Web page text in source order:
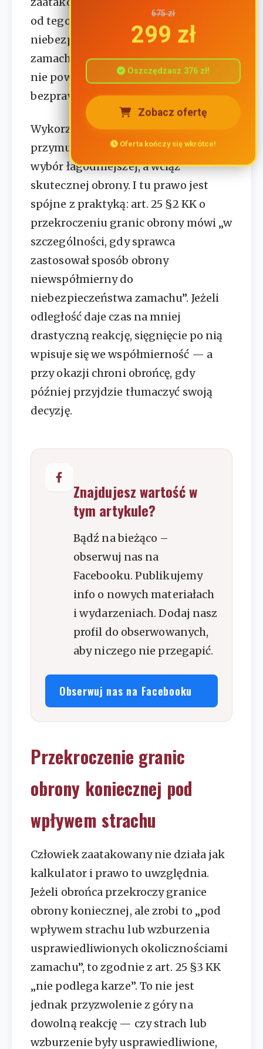
od tego, czy mógł uniknąć
niebezpieczeństwa związanego z
zamachem przez ucieczkę”, bo prawo
nie powinno ustępować przed
bezprawiem.
Wykorzystanie marginesu to więc nie
przymus odwrotu, lecz świadomy
wybór łagodniejszej, a wciąż
skutecznej obrony. I tu prawo jest
spójne z praktyką: art. 25 §2 KK o
przekroczeniu granic obrony mówi „w
szczególności, gdy sprawca
zastosował sposób obrony
niewspółmierny do
niebezpieczeństwa zamachu”. Jeżeli
odległość daje czas na mniej
drastyczną reakcję, sięgnięcie po nią
wpisuje się we współmierność — a
przy okazji chroni obrońcę, gdy
później przyjdzie tłumaczyć swoją
decyzję.
Znajdujesz wartość w
tym artykule?
Bądź na bieżąco –
obserwuj nas na
Facebooku. Publikujemy
info o nowych materiałach
i wydarzeniach. Dodaj nasz
profil do obserwowanych,
aby niczego nie przegapić.
Obserwuj nas na Facebooku
Przekroczenie granic
obrony koniecznej pod
wpływem strachu
Człowiek zaatakowany nie działa jak
kalkulator i prawo to uwzględnia.
Jeżeli obrońca przekroczy granice
obrony koniecznej, ale zrobi to „pod
wpływem strachu lub wzburzenia
usprawiedliwionych okolicznościami
zamachu”, to zgodnie z art. 25 §3 KK
„nie podlega karze”. To nie jest
jednak przyzwolenie z góry na
dowolną reakcję — czy strach lub
wzburzenie były usprawiedliwione,
675 zł
299 zł
Oszczędzasz 376 zł!
Zobacz ofertę
Oferta kończy się wkrótce!